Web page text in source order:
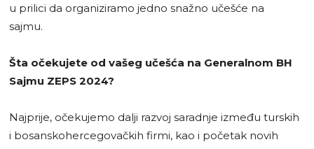
u prilici da organiziramo jedno snažno učešće na
sajmu.
Šta očekujete od vašeg učešća na Generalnom BH
Sajmu ZEPS 2024?
Najprije, očekujemo dalji razvoj saradnje između turskih
i bosanskohercegovačkih firmi, kao i početak novih